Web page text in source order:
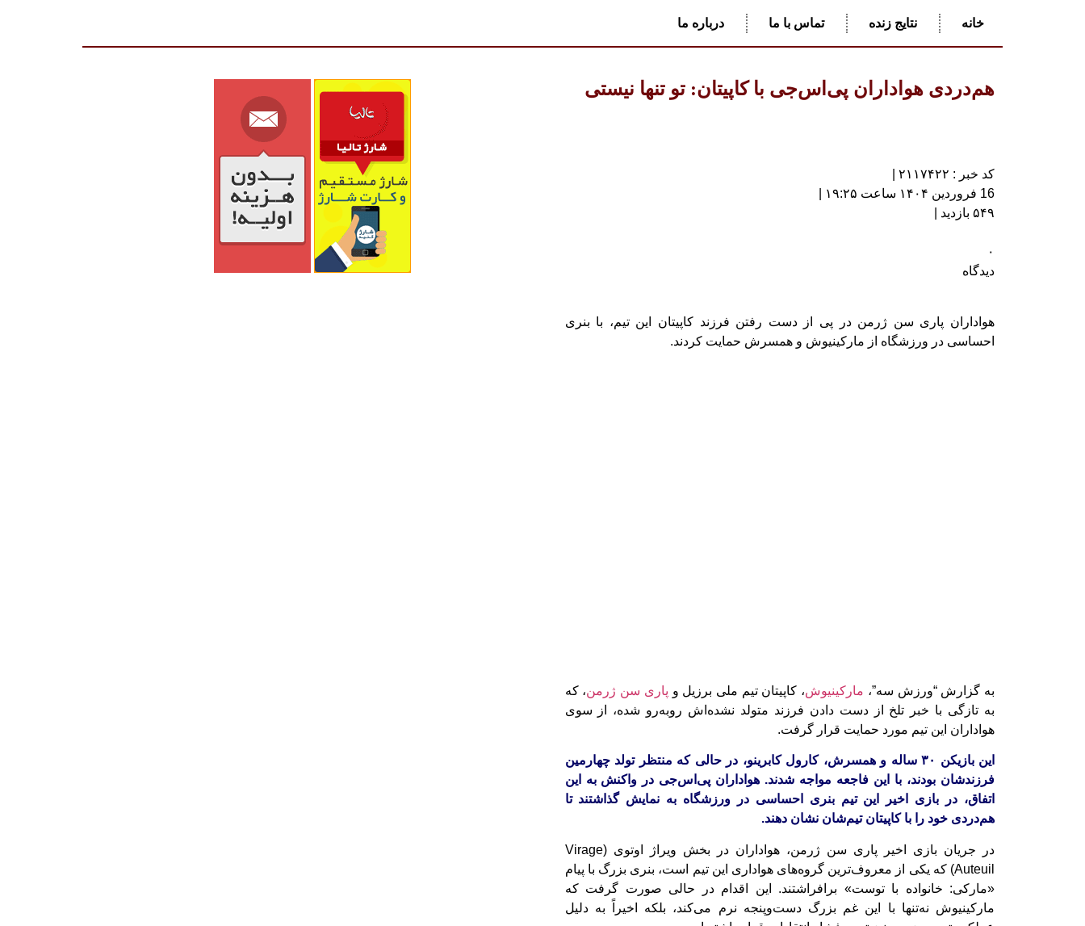
خانه نتایج زنده تماس با ما درباره ما
هم‌دردی هواداران پی‌اس‌جی با کاپیتان: تو تنها نیستی
کد خبر : ۲۱۱۷۴۲۲ |
16 فروردین ۱۴۰۴ ساعت ۱۹:۲۵ |
۵۴۹ بازدید |
۰
دیدگاه
هواداران پاری سن ژرمن در پی از دست رفتن فرزند کاپیتان این تیم، با بنری
احساسی در ورزشگاه از مارکینیوش و همسرش حمایت کردند.
به گزارش “ورزش سه”، مارکینیوش، کاپیتان تیم ملی برزیل و پاری سن ژرمن، که
به تازگی با خبر تلخ از دست دادن فرزند متولد نشده‌اش روبه‌رو شده، از سوی
هواداران این تیم مورد حمایت قرار گرفت.
این بازیکن ۳۰ ساله و همسرش، کارول کابرینو، در حالی که منتظر تولد چهارمین
فرزندشان بودند، با این فاجعه مواجه شدند. هواداران پی‌اس‌جی در واکنش به این
اتفاق، در بازی اخیر این تیم بنری احساسی در ورزشگاه به نمایش گذاشتند تا
هم‌دردی خود را با کاپیتان تیم‌شان نشان دهند.
در جریان بازی اخیر پاری سن ژرمن، هواداران در بخش ویراژ اوتوی (Virage
Auteuil) که یکی از معروف‌ترین گروه‌های هواداری این تیم است، بنری بزرگ با پیام
«مارکی: خانواده با توست» برافراشتند. این اقدام در حالی صورت گرفت که
مارکینیوش نه‌تنها با این غم بزرگ دست‌وپنجه نرم می‌کند، بلکه اخیراً به دلیل